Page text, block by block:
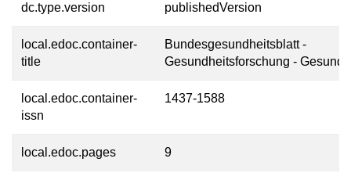
dc.type.version publishedVersion
local.edoc.container-
title
Bundesgesundheitsblatt -
Gesundheitsforschung -
local.edoc.container-
issn
1437-1588
local.edoc.pages 9